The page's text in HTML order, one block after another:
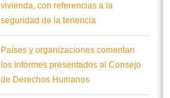
vivienda, con referencias a la
seguridad de la tenencia
Países y organizaciones comentan
los informes presentados al Consejo
de Derechos Humanos